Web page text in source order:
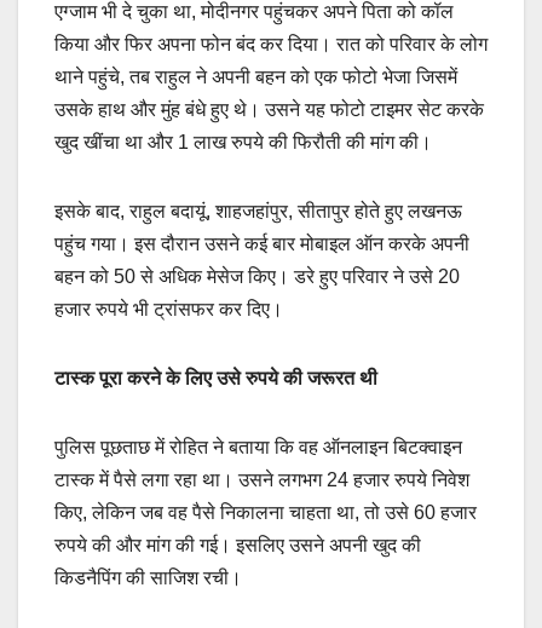
एग्जाम भी दे चुका था, मोदीनगर पहुंचकर अपने पिता को कॉल
किया और फिर अपना फोन बंद कर दिया। रात को परिवार के लोग
थाने पहुंचे, तब राहुल ने अपनी बहन को एक फोटो भेजा जिसमें
उसके हाथ और मुंह बंधे हुए थे। उसने यह फोटो टाइमर सेट करके
खुद खींचा था और 1 लाख रुपये की फिरौती की मांग की।
इसके बाद, राहुल बदायूं, शाहजहांपुर, सीतापुर होते हुए लखनऊ
पहुंच गया। इस दौरान उसने कई बार मोबाइल ऑन करके अपनी
बहन को 50 से अधिक मेसेज किए। डरे हुए परिवार ने उसे 20
हजार रुपये भी ट्रांसफर कर दिए।
टास्क पूरा करने के लिए उसे रुपये की जरूरत थी
पुलिस पूछताछ में रोहित ने बताया कि वह ऑनलाइन बिटक्वाइन
टास्क में पैसे लगा रहा था। उसने लगभग 24 हजार रुपये निवेश
किए, लेकिन जब वह पैसे निकालना चाहता था, तो उसे 60 हजार
रुपये की और मांग की गई। इसलिए उसने अपनी खुद की
किडनैपिंग की साजिश रची।